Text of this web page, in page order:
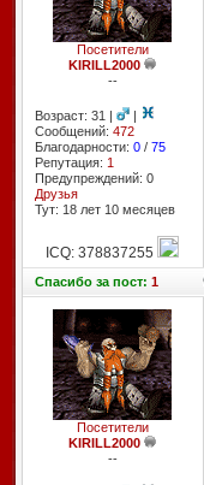
Посетители
KIRILL2000
--
Возраст: 31 |
|
Сообщений: 472
Благодарности: 0/ 75
Репутация: 1
Предупреждений: 0
Друзья
Тут: 18 лет 10 месяцев
ICQ: 378837255
Спасибоза пост: 1
Посетители
KIRILL2000
--